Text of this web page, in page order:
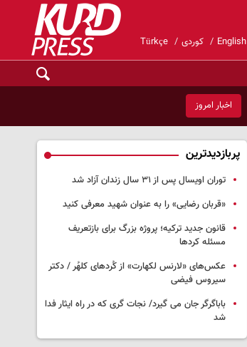
English کوردی Türkçe
اخبار امروز
پربازدیدترین
توران اویسال پس از ۳۱ سال زندان آزاد شد
«قربان رضایی» را به عنوان شهید معرفی کنید
قانون جدید ترکیه؛ پروژه بزرگ‌ برای بازتعریف
مسئله کردها
عکس‌های «لارنس لکهارت» از کُردهای کلهُر / دکتر
سیروس فیضی
باباگرگر جان می گیرد/ نجات گری که در راه ایثار فدا
شد